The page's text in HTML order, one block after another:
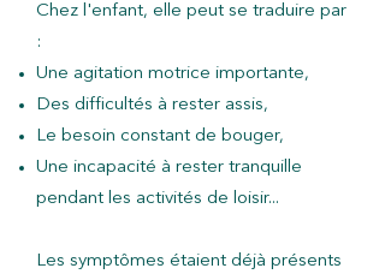
Chez l'enfant, elle peut se traduire par
:
Une agitation motrice importante,
Des difficultés à rester assis,
Le besoin constant de bouger,
Une incapacité à rester tranquille
pendant les activités de loisir...
Les symptômes étaient déjà présents